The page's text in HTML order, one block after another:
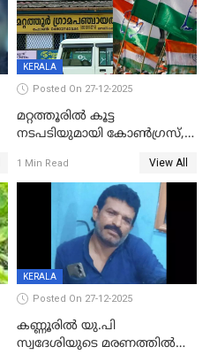
KERALA
Posted On 27-12-2025
മറ്റത്തൂരിൽ കൂട്ട
നടപടിയുമായി കോണ്‍ഗ്രസ്,
എട്ട് പേര്‍ ഉള്‍പ്പെടെ
പത്തുപേരെ പുറത്താക്കി,
ചൊവ്വന്നൂരിലും നടപടി
1 Min Read View All
KERALA
Posted On 27-12-2025
കണ്ണൂരിൽ യു.പി
സ്വദേശിയുടെ മരണത്തിൽ